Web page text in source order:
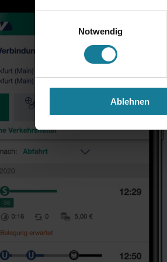
Notwendig
Ablehnen